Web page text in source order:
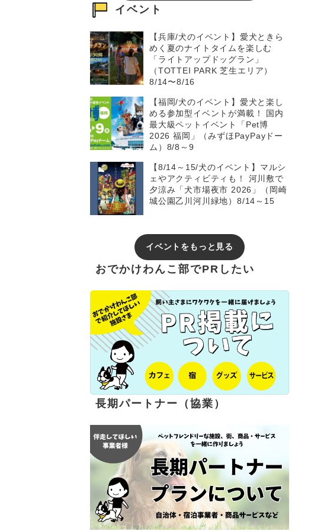
イベント
【兵庫/犬のイベント】愛犬ときら
めく夏のナイトタイムを楽しむ
「ライトアップドッグラン」
（TOTTEI PARK 芝生エリア）
8/14〜8/16
【福岡/犬のイベント】愛犬と楽し
める参加型イベントが満載！ 国内
最大級ペットイベント「Pet博
2026 福岡」（みずほPayPayドー
ム）8/8～9
【8/14～15/犬のイベント】マルシ
ェやアクティビティも！ 河川敷で
夕涼み「犬市場夜市 2026」（岡崎
城公園乙川河川緑地）8/14～15
イベントをもっと見る
おでかけわんこ部でPRしたい
長期パートナー（協業）